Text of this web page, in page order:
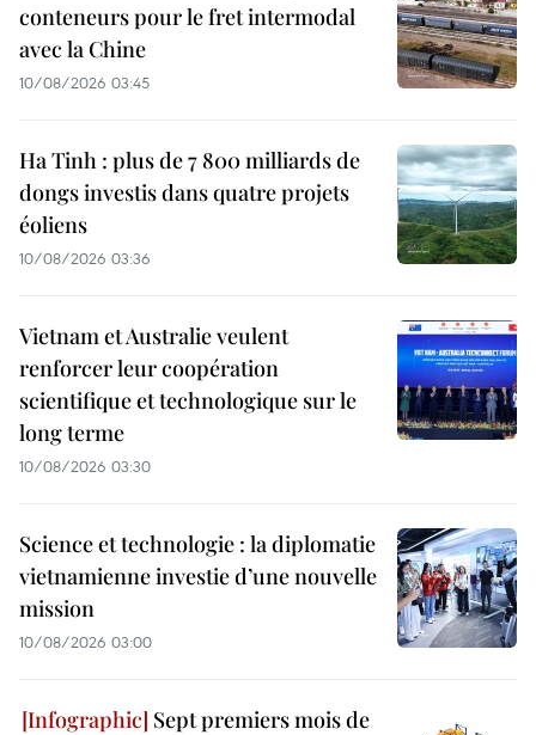
conteneurs pour le fret intermodal
avec la Chine
10/08/2026 03:45
Ha Tinh : plus de 7 800 milliards de
dongs investis dans quatre projets
éoliens
10/08/2026 03:36
Vietnam et Australie veulent
renforcer leur coopération
scientifique et technologique sur le
long terme
10/08/2026 03:30
Science et technologie : la diplomatie
vietnamienne investie d’une nouvelle
mission
10/08/2026 03:00
Sept premiers mois de